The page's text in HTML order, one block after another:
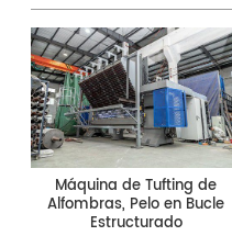
Máquina de Tufting de
Alfombras, Pelo en Bucle
Estructurado